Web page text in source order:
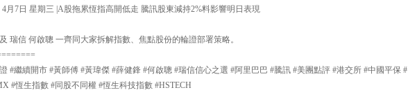
月7日 星期三 |A股拖累恆指高開低走 騰訊股東減持2%料影響明日表現
瑞信 何啟聰 一齊同大家拆解指數、焦點股份的輪證部署策略。
#繼續開市 #黃師傅 #黃瑋傑 #薛健鋒 #何啟聰 #瑞信信心之選 #阿里巴巴 #騰訊 #美團點評 #港交所 #中國平保 #
#恆生指數 #同股不同權 #恆生科技指數 #HSTECH